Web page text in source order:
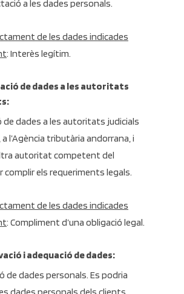
a les dades personals.
de les dades indicades
: Interès legítim.
de dades a les autoritats
de dades a les autoritats judicials
l’Agència tributària andorrana, i
autoritat competent del
complir els requeriments legals.
de les dades indicades
: Compliment d’una obligació legal.
i adequació de dades:
de dades personals. Es podria